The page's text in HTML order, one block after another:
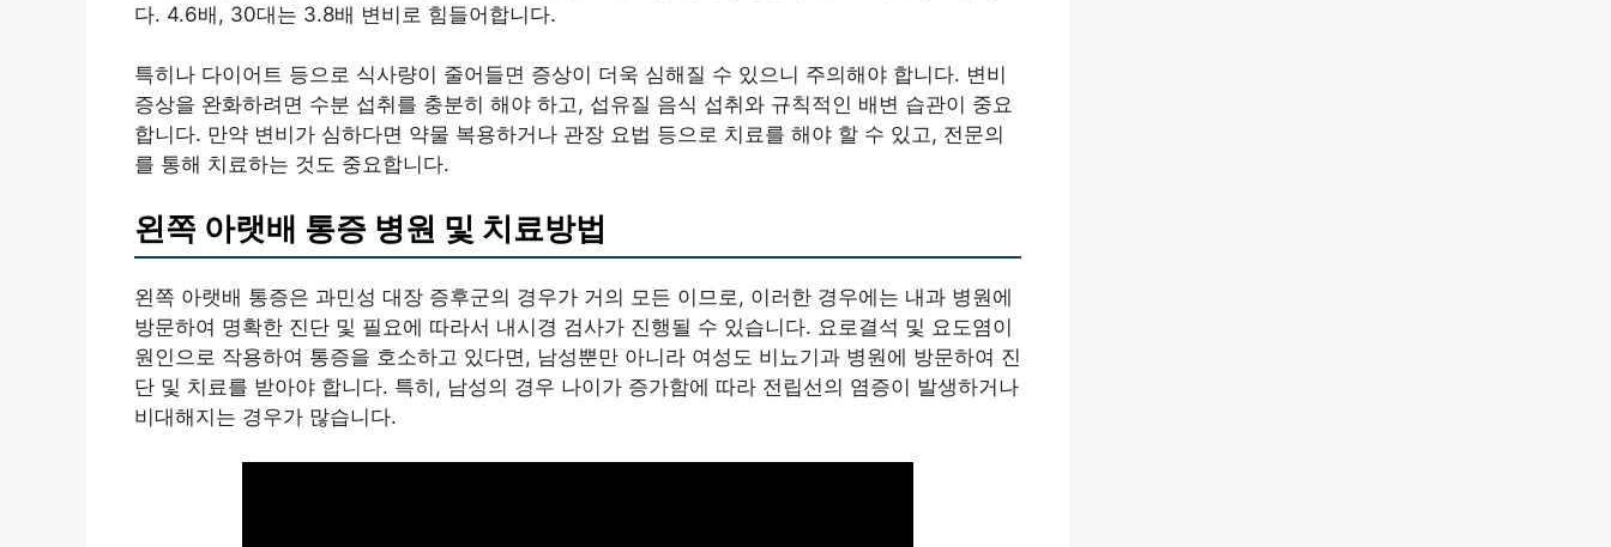
다. 4.6배, 30대는 3.8배 변비로 힘들어합니다.
특히나 다이어트 등으로 식사량이 줄어들면 증상이 더욱 심해질 수 있으니 주의해야 합니다. 변비
증상을 완화하려면 수분 섭취를 충분히 해야 하고, 섭유질 음식 섭취와 규칙적인 배변 습관이 중요
합니다. 만약 변비가 심하다면 약물 복용하거나 관장 요법 등으로 치료를 해야 할 수 있고, 전문의
를 통해 치료하는 것도 중요합니다.
왼쪽 아랫배 통증 병원 및 치료방법
왼쪽 아랫배 통증은 과민성 대장 증후군의 경우가 거의 모든 이므로, 이러한 경우에는 내과 병원에
방문하여 명확한 진단 및 필요에 따라서 내시경 검사가 진행될 수 있습니다. 요로결석 및 요도염이
원인으로 작용하여 통증을 호소하고 있다면, 남성뿐만 아니라 여성도 비뇨기과 병원에 방문하여 진
단 및 치료를 받아야 합니다. 특히, 남성의 경우 나이가 증가함에 따라 전립선의 염증이 발생하거나
비대해지는 경우가 많습니다.